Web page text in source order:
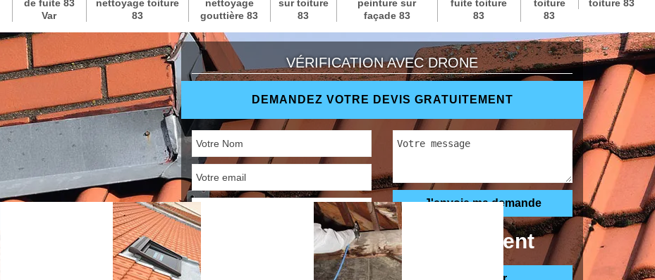
de fuite 83
Var
nettoyage toiture
83
nettoyage
gouttière 83
sur toiture
83
peinture sur
façade 83
fuite toiture
83
toiture
83
toiture 83
VÉRIFICATION AVEC DRONE
DEMANDEZ VOTRE DEVIS GRATUITEMENT
On vous rappelle gratuitement